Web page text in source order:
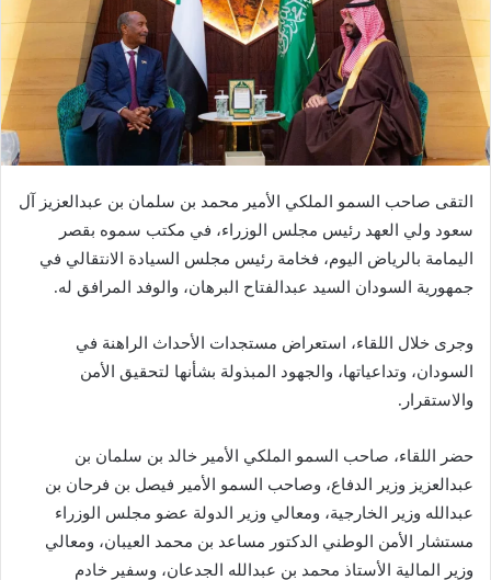
التقى صاحب السمو الملكي الأمير محمد بن سلمان بن عبدالعزيز آل
سعود ولي العهد رئيس مجلس الوزراء، في مكتب سموه بقصر
اليمامة بالرياض اليوم، فخامة رئيس مجلس السيادة الانتقالي في
جمهورية السودان السيد عبدالفتاح البرهان، والوفد المرافق له.
وجرى خلال اللقاء، استعراض مستجدات الأحداث الراهنة في
السودان، وتداعياتها، والجهود المبذولة بشأنها لتحقيق الأمن
والاستقرار.
حضر اللقاء، صاحب السمو الملكي الأمير خالد بن سلمان بن
عبدالعزيز وزير الدفاع، وصاحب السمو الأمير فيصل بن فرحان بن
عبدالله وزير الخارجية، ومعالي وزير الدولة عضو مجلس الوزراء
مستشار الأمن الوطني الدكتور مساعد بن محمد العيبان، ومعالي
وزير المالية الأستاذ محمد بن عبدالله الجدعان، وسفير خادم